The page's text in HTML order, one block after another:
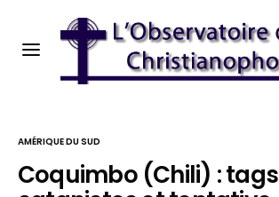
AMÉRIQUE DU SUD
Coquimbo (Chili) : tags